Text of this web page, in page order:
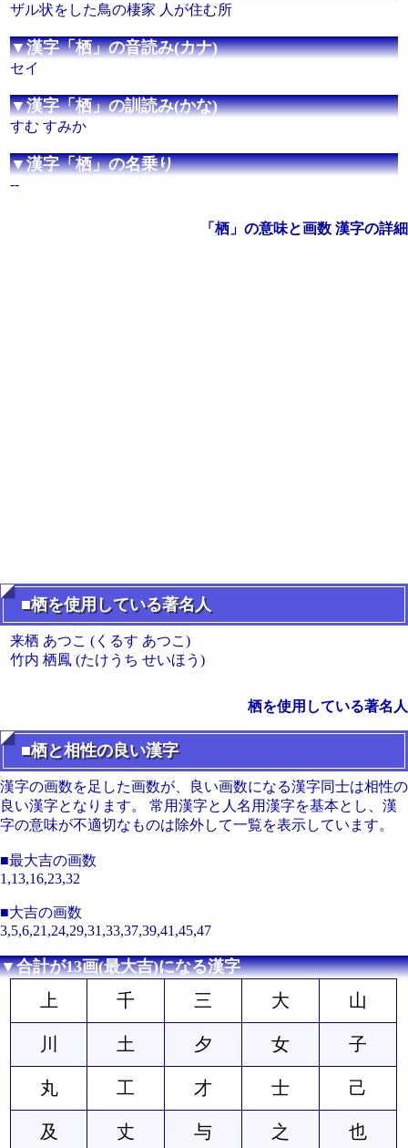
ザル状をした鳥の棲家 人が住む所
▼漢字「栖」の音読み(カナ)
セイ
▼漢字「栖」の訓読み(かな)
すむ すみか
▼漢字「栖」の名乗り
--
「栖」の意味と画数 漢字の詳細
■栖を使用している著名人
来栖 あつこ (くるす あつこ)
竹内 栖鳳 (たけうち せいほう)
栖を使用している著名人
■栖と相性の良い漢字
漢字の画数を足した画数が、良い画数になる漢字同士は相性の
良い漢字となります。 常用漢字と人名用漢字を基本とし、漢
字の意味が不適切なものは除外して一覧を表示しています。
■最大吉の画数
1,13,16,23,32
■大吉の画数
3,5,6,21,24,29,31,33,37,39,41,45,47
▼合計が13画(最大吉)になる漢字
上 千 三 大 山
川 土 夕 女 子
丸 工 才 士 己
及 丈 与 之 也